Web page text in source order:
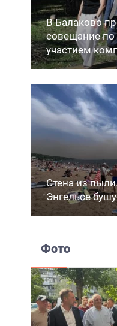
В Балаково
совещание по
участием
Стена из
Энгельсе
Фото